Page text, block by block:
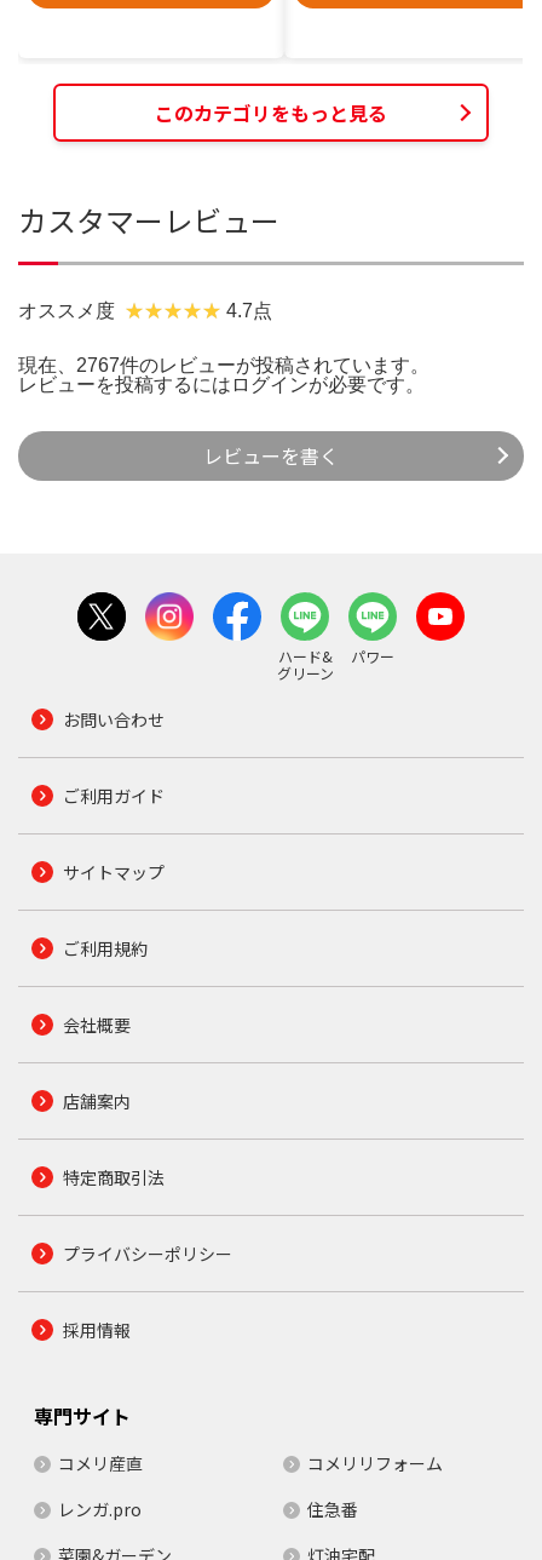
このカテゴリをもっと見る
カスタマーレビュー
オススメ度 4.7点
現在、2767件のレビューが投稿されています。
レビューを投稿するには ログインが必要です。
レビューを書く
ハード&
グリーン
パワー
お問い合わせ
ご利用ガイド
サイトマップ
ご利用規約
会社概要
店舗案内
特定商取引法
プライバシーポリシー
採用情報
専門サイト
コメリ産直
コメリリフォーム
レンガ.pro
住急番